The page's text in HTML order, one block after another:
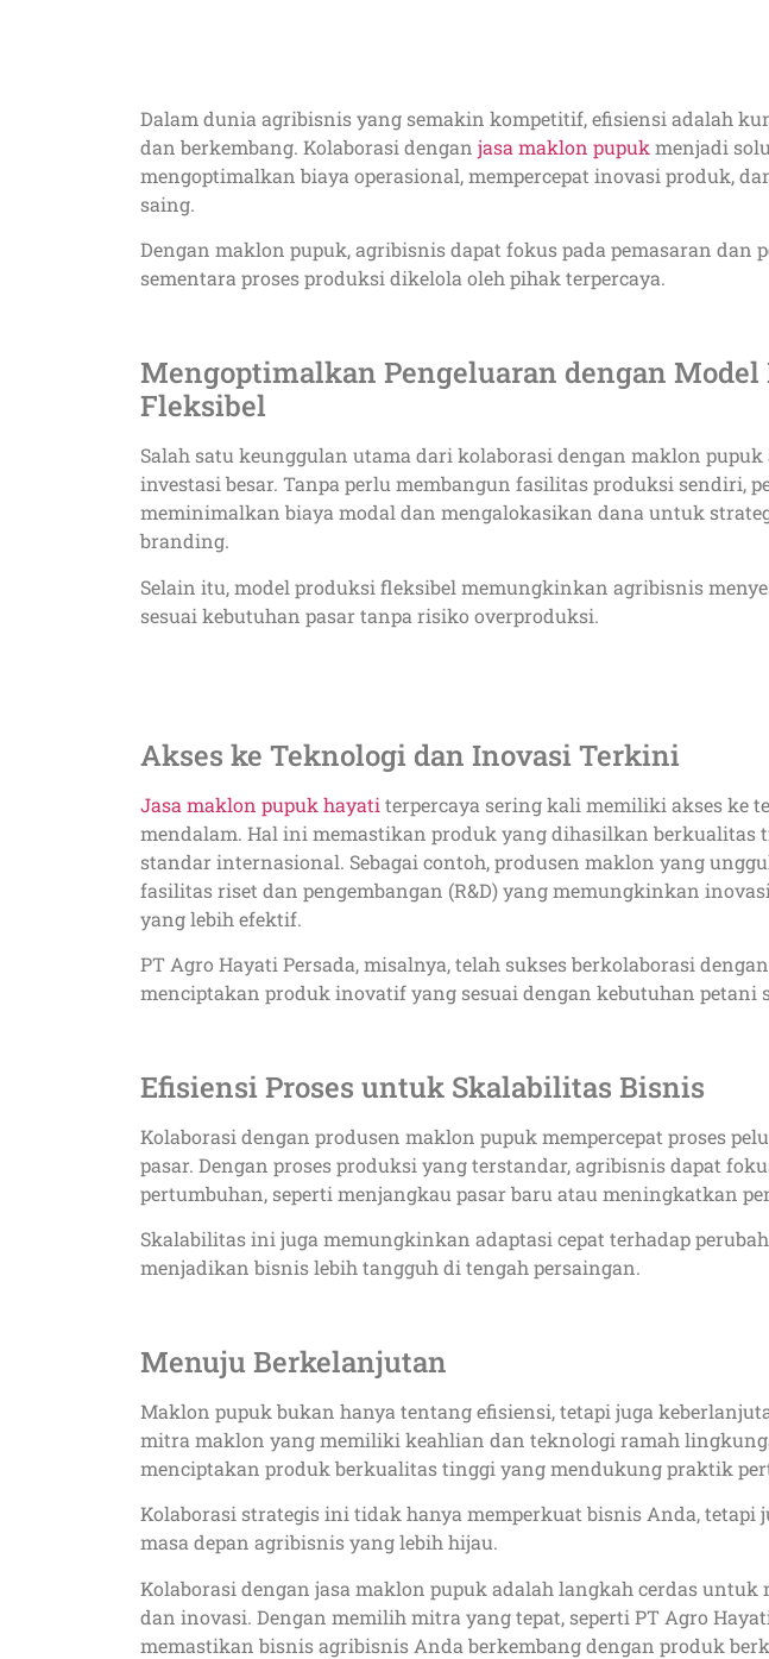
Dalam dunia agribisnis yang semakin kompetitif, efisiensi adalah
dan berkembang. Kolaborasi dengan jasa maklon pupuk menjadi
mengoptimalkan biaya operasional, mempercepat inovasi produk,
saing.
Dengan maklon pupuk, agribisnis dapat fokus pada pemasaran dan
sementara proses produksi dikelola oleh pihak terpercaya.
Mengoptimalkan Pengeluaran dengan Model
Fleksibel
Salah satu keunggulan utama dari kolaborasi dengan maklon pupuk
investasi besar. Tanpa perlu membangun fasilitas produksi sendiri,
meminimalkan biaya modal dan mengalokasikan dana untuk
branding.
Selain itu, model produksi fleksibel memungkinkan agribisnis
sesuai kebutuhan pasar tanpa risiko overproduksi.
Akses ke Teknologi dan Inovasi Terkini
Jasa maklon pupuk hayati terpercaya sering kali memiliki akses ke
mendalam. Hal ini memastikan produk yang dihasilkan berkualitas
standar internasional. Sebagai contoh, produsen maklon yang
fasilitas riset dan pengembangan (R&D) yang memungkinkan
yang lebih efektif.
PT Agro Hayati Persada, misalnya, telah sukses berkolaborasi
menciptakan produk inovatif yang sesuai dengan kebutuhan petani
Efisiensi Proses untuk Skalabilitas Bisnis
Kolaborasi dengan produsen maklon pupuk mempercepat proses
pasar. Dengan proses produksi yang terstandar, agribisnis dapat
pertumbuhan, seperti menjangkau pasar baru atau meningkatkan
Skalabilitas ini juga memungkinkan adaptasi cepat terhadap
menjadikan bisnis lebih tangguh di tengah persaingan.
Menuju Berkelanjutan
Maklon pupuk bukan hanya tentang efisiensi, tetapi juga
mitra maklon yang memiliki keahlian dan teknologi ramah
menciptakan produk berkualitas tinggi yang mendukung praktik
Kolaborasi strategis ini tidak hanya memperkuat bisnis Anda, tetapi
masa depan agribisnis yang lebih hijau.
Kolaborasi dengan jasa maklon pupuk adalah langkah cerdas
dan inovasi. Dengan memilih mitra yang tepat, seperti PT Agro
memastikan bisnis agribisnis Anda berkembang dengan produk